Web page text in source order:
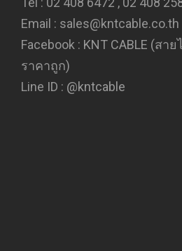
Email : sales@kntcable.co.th
Facebook : KNT CABLE (ส
ราคาถูก)
Line ID : @kntcable